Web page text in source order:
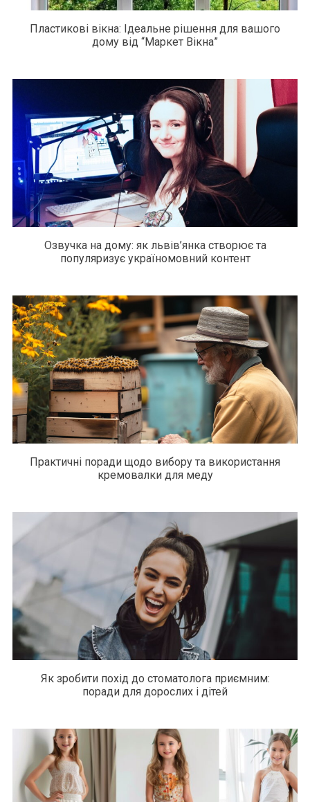
Пластикові вікна: Ідеальне рішення для вашого
дому від “Маркет Вікна”
Озвучка на дому: як львів’янка створює та
популяризує україномовний контент
Практичні поради щодо вибору та використання
кремовалки для меду
Як зробити похід до стоматолога приємним:
поради для дорослих і дітей